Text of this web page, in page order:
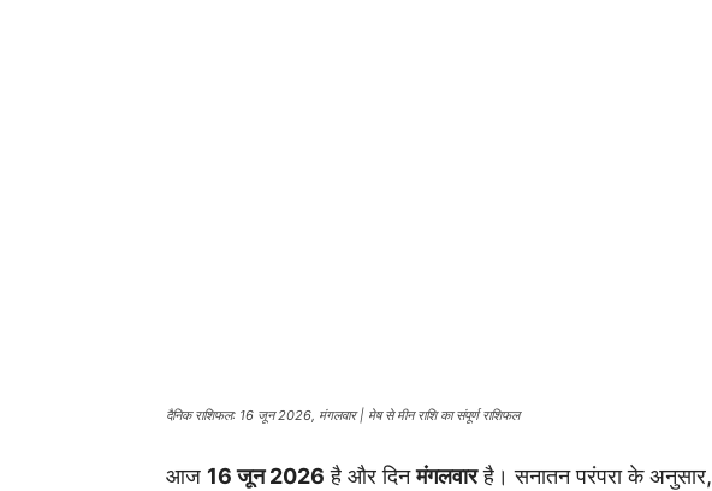
दैनिक राशिफल: 16 जून 2026, मंगलवार | मेष से मीन राशि का संपूर्ण राशिफल
आज 16 जून 2026 है और दिनमंगलवारहै। सनातन परंपरा के अनुसार,